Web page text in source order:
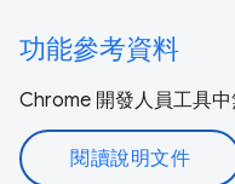
功能參考資料
Chrome 開發人員工具中
閱讀說明文件